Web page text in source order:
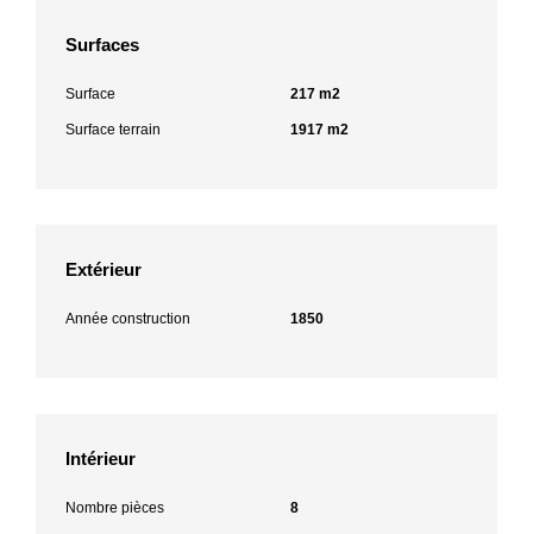
Surfaces
Surface 217 m2
Surface terrain 1917 m2
Extérieur
Année construction 1850
Intérieur
Nombre pièces 8